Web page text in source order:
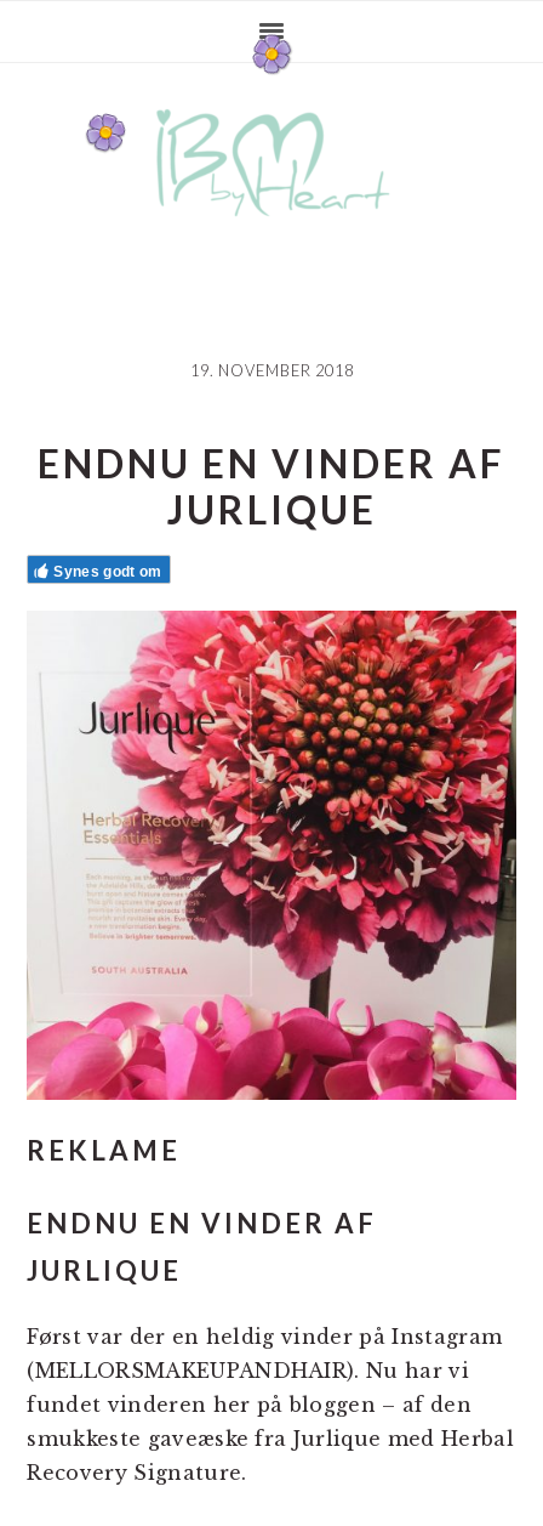
navigation
19. NOVEMBER 2018
ENDNU EN VINDER AF
JURLIQUE
Synes godt om
REKLAME
ENDNU EN VINDER AF
JURLIQUE
Først var der en heldig vinder på Instagram
(MELLORSMAKEUPANDHAIR). Nu har vi
fundet vinderen her på bloggen – af den
smukkeste gaveæske fra Jurlique med Herbal
Recovery Signature.